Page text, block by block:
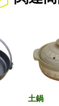
土鍋